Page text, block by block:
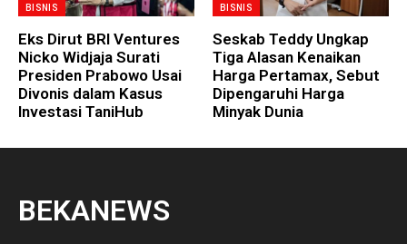
BISNIS
Eks Dirut BRI Ventures
Nicko Widjaja Surati
Presiden Prabowo Usai
Divonis dalam Kasus
Investasi TaniHub
BISNIS
Seskab Teddy Ungkap
Tiga Alasan Kenaikan
Harga Pertamax, Sebut
Dipengaruhi Harga
Minyak Dunia
BEKANEWS